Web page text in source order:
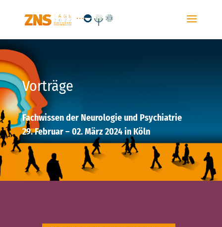
Vorträge
Fachwissen der Neurologie und Psychiatrie
29. Februar – 02. März 2024 in Köln